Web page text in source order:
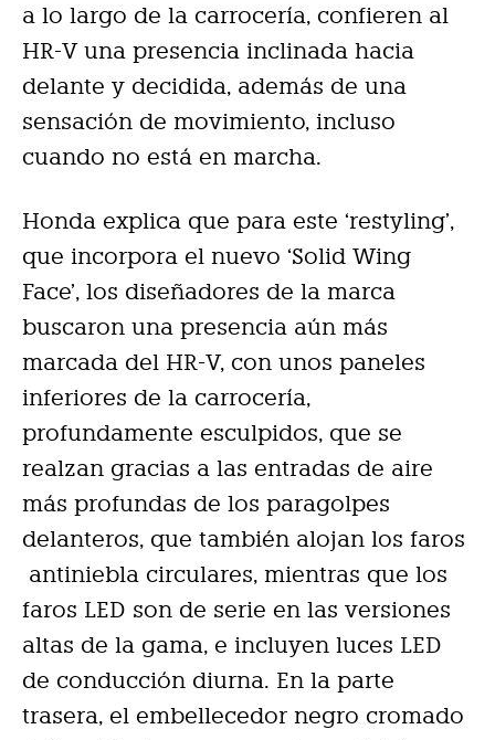
a lo largo de la carrocería, confieren al
HR-V una presencia inclinada hacia
delante y decidida, además de una
sensación de movimiento, incluso
cuando no está en marcha.
Honda explica que para este ‘restyling’,
que incorpora el nuevo ‘Solid Wing
Face’, los diseñadores de la marca
buscaron una presencia aún más
marcada del HR-V, con unos paneles
inferiores de la carrocería,
profundamente esculpidos, que se
realzan gracias a las entradas de aire
más profundas de los paragolpes
delanteros, que también alojan los faros
antiniebla circulares, mientras que los
faros LED son de serie en las versiones
altas de la gama, e incluyen luces LED
de conducción diurna. En la parte
trasera, el embellecedor negro cromado